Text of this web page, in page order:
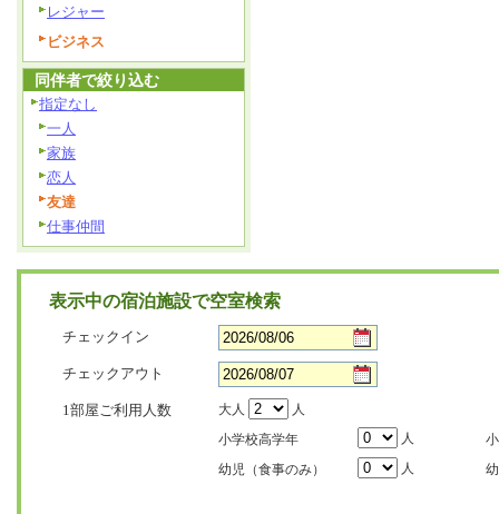
レジャー
ビジネス
同伴者で絞り込む
指定なし
一人
家族
恋人
友達
仕事仲間
表示中の宿泊施設で空室検索
チェックイン
チェックアウト
1部屋ご利用人数 大人
人
小学校高学年
人
幼児（食事のみ）
人